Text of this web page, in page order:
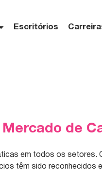
Escritórios
de
em todos os setores.
têm sido reconhecidos